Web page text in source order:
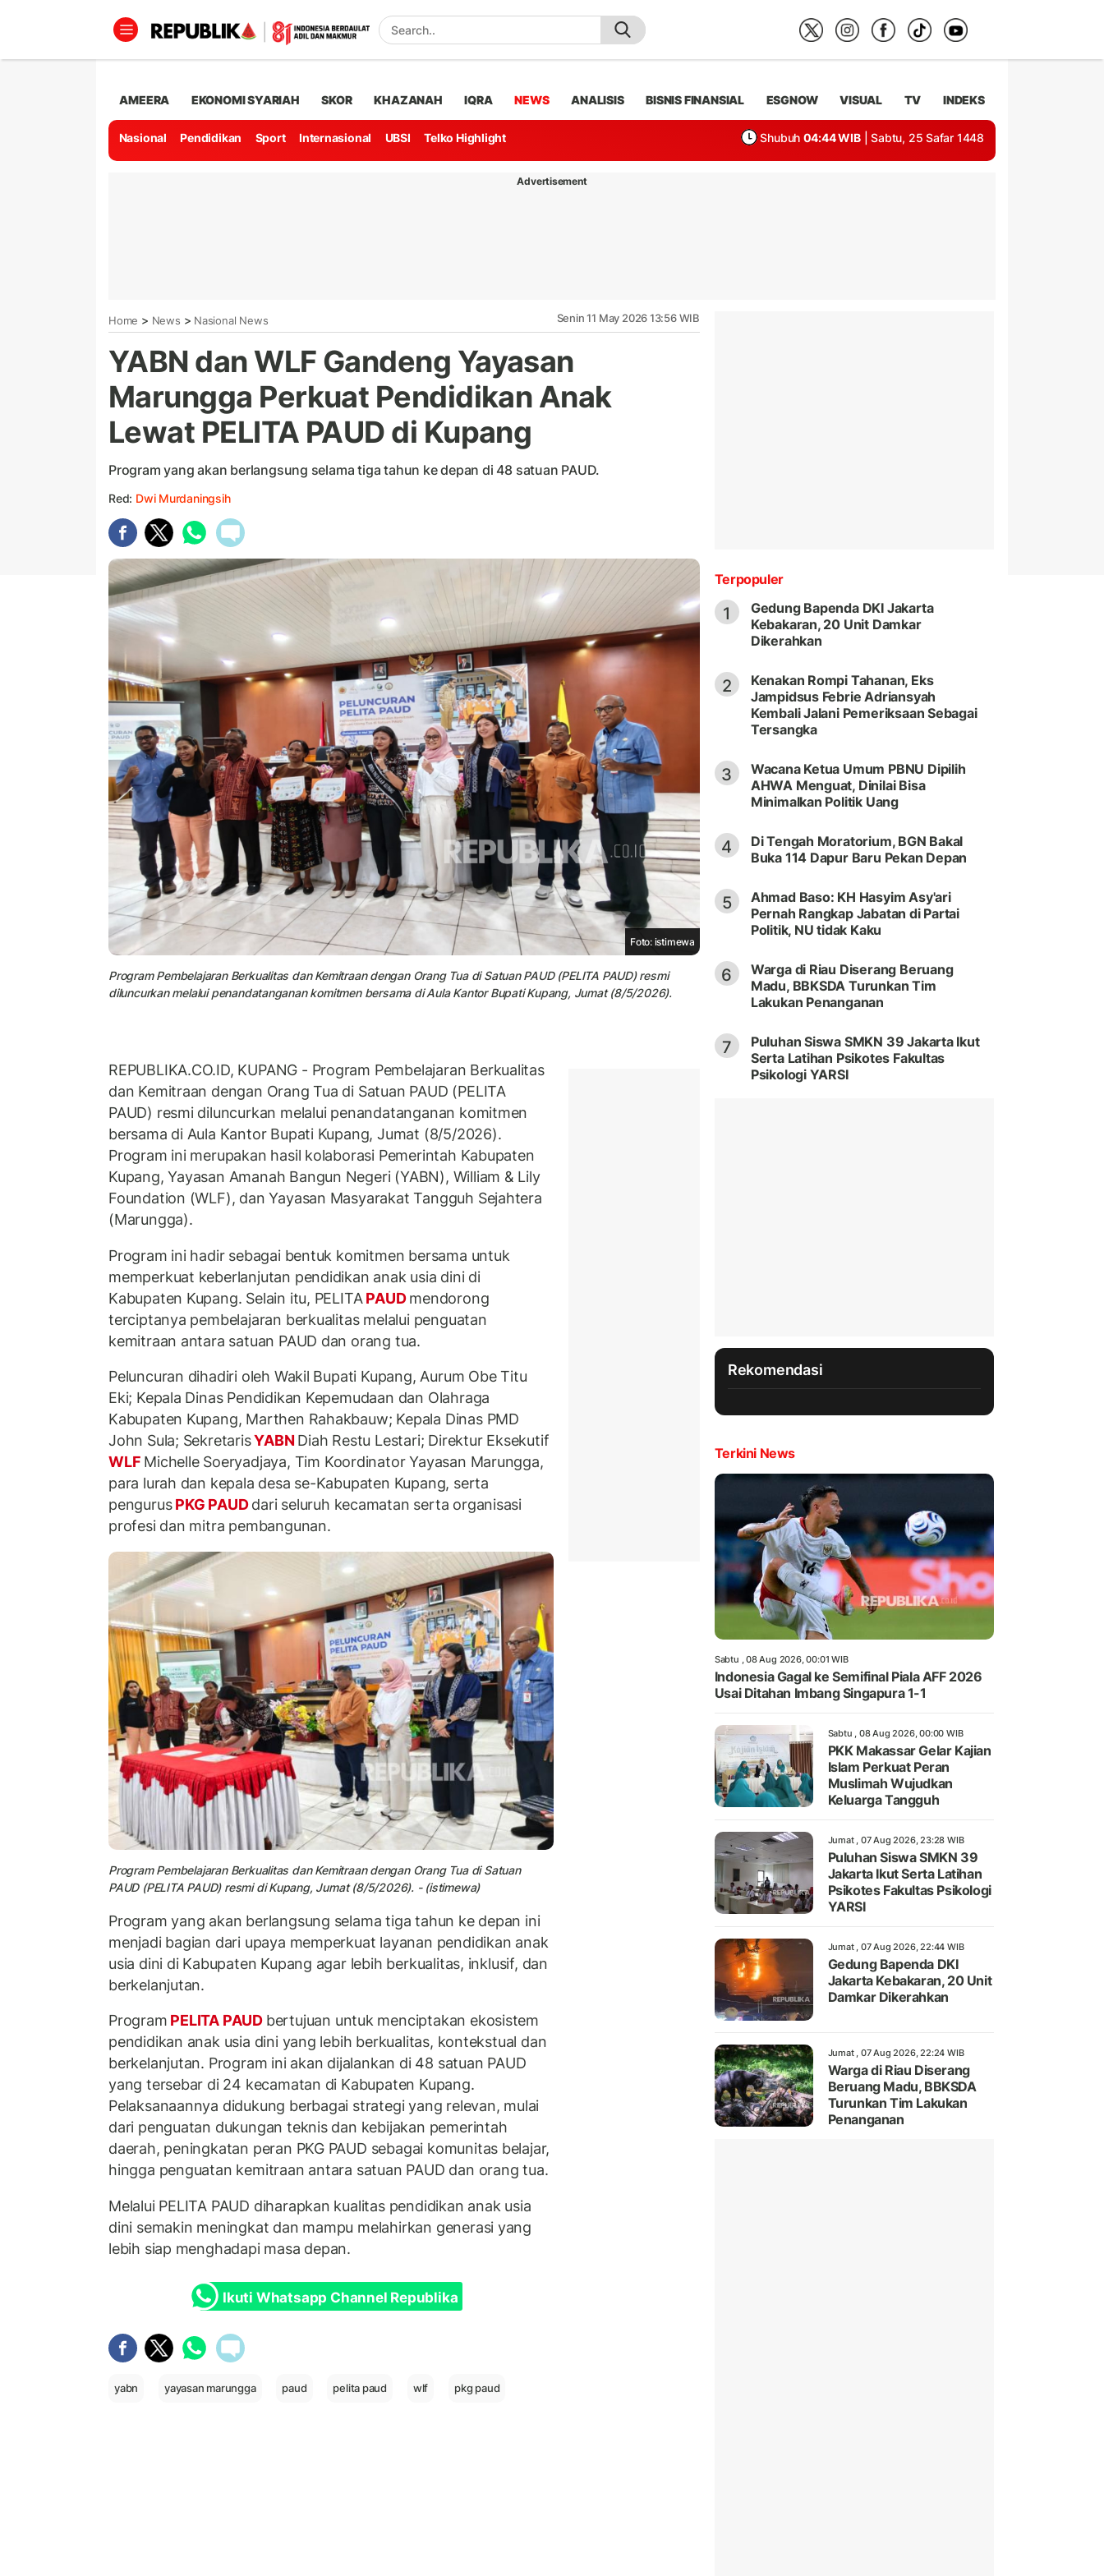
AMEERA EKONOMI SYARIAH SKOR KHAZANAH IQRA NEWS ANALISIS BISNIS FINANSIAL ESGNOW VISUAL TV INDEKS
Nasional Pendidikan Sport Internasional UBSI Telko Highlight Shubuh 04:44 WIB | Sabtu, 25 Safar 1448
Advertisement
Home > News > Nasional News Senin 11 May 2026 13:56 WIB
YABN dan WLF Gandeng Yayasan
Marungga Perkuat Pendidikan Anak
Lewat PELITA PAUD di Kupang
Program yang akan berlangsung selama tiga tahun ke depan di 48 satuan PAUD.
Red: Dwi Murdaningsih
Foto: istimewa
Program Pembelajaran Berkualitas dan Kemitraan dengan Orang Tua di Satuan PAUD (PELITA PAUD) resmi
diluncurkan melalui penandatanganan komitmen bersama di Aula Kantor Bupati Kupang, Jumat (8/5/2026).
REPUBLIKA.CO.ID, KUPANG - Program Pembelajaran Berkualitas
dan Kemitraan dengan Orang Tua di Satuan PAUD (PELITA
PAUD) resmi diluncurkan melalui penandatanganan komitmen
bersama di Aula Kantor Bupati Kupang, Jumat (8/5/2026).
Program ini merupakan hasil kolaborasi Pemerintah Kabupaten
Kupang, Yayasan Amanah Bangun Negeri (YABN), William & Lily
Foundation (WLF), dan Yayasan Masyarakat Tangguh Sejahtera
(Marungga).
Program ini hadir sebagai bentuk komitmen bersama untuk
memperkuat keberlanjutan pendidikan anak usia dini di
Kabupaten Kupang. Selain itu, PELITAPAUDmendorong
terciptanya pembelajaran berkualitas melalui penguatan
kemitraan antara satuan PAUD dan orang tua.
Peluncuran dihadiri oleh Wakil Bupati Kupang, Aurum Obe Titu
Eki; Kepala Dinas Pendidikan Kepemudaan dan Olahraga
Kabupaten Kupang, Marthen Rahakbauw; Kepala Dinas PMD
John Sula; SekretarisYABN Diah Restu Lestari; Direktur Eksekutif
WLF Michelle Soeryadjaya, Tim Koordinator Yayasan Marungga,
para lurah dan kepala desa se-Kabupaten Kupang, serta
pengurusPKG PAUDdari seluruh kecamatan serta organisasi
profesi dan mitra pembangunan.
Program Pembelajaran Berkualitas dan Kemitraan dengan Orang Tua di Satuan
PAUD (PELITA PAUD) resmi di Kupang, Jumat (8/5/2026). - (istimewa)
Program yang akan berlangsung selama tiga tahun ke depan ini
menjadi bagian dari upaya memperkuat layanan pendidikan anak
usia dini di Kabupaten Kupang agar lebih berkualitas, inklusif, dan
berkelanjutan.
Program PELITA PAUD bertujuan untuk menciptakan ekosistem
pendidikan anak usia dini yang lebih berkualitas, kontekstual dan
berkelanjutan. Program ini akan dijalankan di 48 satuan PAUD
yang tersebar di 24 kecamatan di Kabupaten Kupang.
Pelaksanaannya didukung berbagai strategi yang relevan, mulai
dari penguatan dukungan teknis dan kebijakan pemerintah
daerah, peningkatan peran PKG PAUD sebagai komunitas belajar,
hingga penguatan kemitraan antara satuan PAUD dan orang tua.
Melalui PELITA PAUD diharapkan kualitas pendidikan anak usia
dini semakin meningkat dan mampu melahirkan generasi yang
lebih siap menghadapi masa depan.
Ikuti Whatsapp Channel Republika
yabn yayasan marungga paud pelita paud wlf pkg paud
Terpopuler
1
Gedung Bapenda DKI Jakarta
Kebakaran, 20 Unit Damkar
Dikerahkan
2
Kenakan Rompi Tahanan, Eks
Jampidsus Febrie Adriansyah
Kembali Jalani Pemeriksaan Sebagai
Tersangka
3
Wacana Ketua Umum PBNU Dipilih
AHWA Menguat, Dinilai Bisa
Minimalkan Politik Uang
4
Di Tengah Moratorium, BGN Bakal
Buka 114 Dapur Baru Pekan Depan
5
Ahmad Baso: KH Hasyim Asy'ari
Pernah Rangkap Jabatan di Partai
Politik, NU tidak Kaku
6
Warga di Riau Diserang Beruang
Madu, BBKSDA Turunkan Tim
Lakukan Penanganan
7
Puluhan Siswa SMKN 39 Jakarta Ikut
Serta Latihan Psikotes Fakultas
Psikologi YARSI
Rekomendasi
Terkini News
Sabtu , 08 Aug 2026, 00:01 WIB
Indonesia Gagal ke Semifinal Piala AFF 2026
Usai Ditahan Imbang Singapura 1-1
Sabtu , 08 Aug 2026, 00:00 WIB
PKK Makassar Gelar Kajian
Islam Perkuat Peran
Muslimah Wujudkan
Keluarga Tangguh
Jumat , 07 Aug 2026, 23:28 WIB
Puluhan Siswa SMKN 39
Jakarta Ikut Serta Latihan
Psikotes Fakultas Psikologi
YARSI
Jumat , 07 Aug 2026, 22:44 WIB
Gedung Bapenda DKI
Jakarta Kebakaran, 20 Unit
Damkar Dikerahkan
Jumat , 07 Aug 2026, 22:24 WIB
Warga di Riau Diserang
Beruang Madu, BBKSDA
Turunkan Tim Lakukan
Penanganan